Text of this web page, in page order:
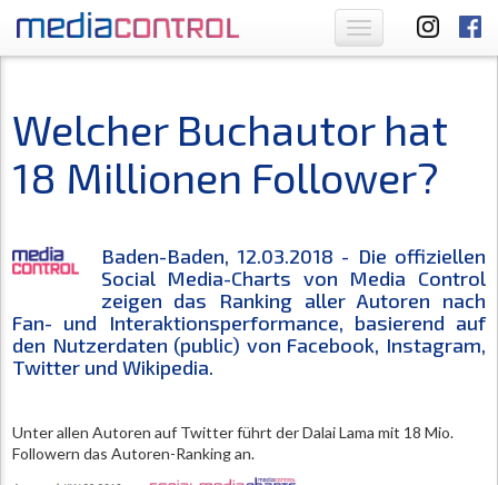
Toggle
navigation
Welcher Buchautor hat
18 Millionen Follower?
Baden-Baden, 12.03.2018 - Die offiziellen
Social Media-Charts von Media Control
zeigen das Ranking aller Autoren nach
Fan- und Interaktionsperformance, basierend auf
den Nutzerdaten (public) von Facebook, Instagram,
Twitter und Wikipedia.
Unter allen Autoren auf Twitter führt der Dalai Lama mit 18 Mio.
Followern das Autoren-Ranking an.